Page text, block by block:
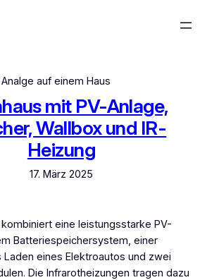
mit PV-Anlage,
Wallbox und IR-
Heizung
17. März 2025
eine leistungsstarke PV-
Batteriespeichersystem, einer
Laden eines Elektroautos und zwei
Die Infrarotheizungen tragen dazu